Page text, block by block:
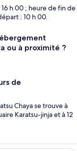
h 00 ; heure de fin de
: 10 h 00.
ou à proximité ?
de
Chaya se trouve à
Karatsu-jinja et à 12